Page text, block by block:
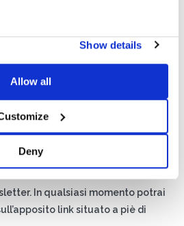
Show details
Allow all
Deny
dei miei dati secondo quanto
di Basic S.r.l .
accetti di ricevere materiale
In qualsiasi momento potrai
link situato a piè di